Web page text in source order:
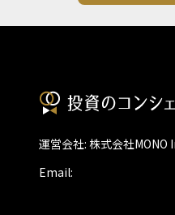
運営会社: 株式会社
Email: